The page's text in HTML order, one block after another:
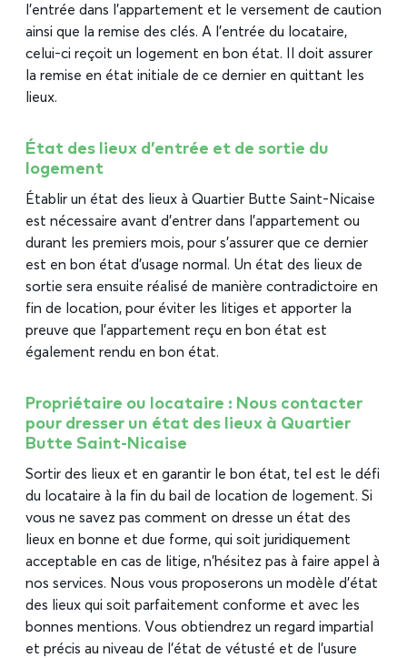
l’entrée dans l’appartement et le versement de caution
ainsi que la remise des clés. A l’entrée du locataire,
celui-ci reçoit un logement en bon état. Il doit assurer
la remise en état initiale de ce dernier en quittant les
lieux.
État des lieux d’entrée et de sortie du
logement
Établir un état des lieux à Quartier Butte Saint-Nicaise
est nécessaire avant d’entrer dans l’appartement ou
durant les premiers mois, pour s’assurer que ce dernier
est en bon état d’usage normal. Un état des lieux de
sortie sera ensuite réalisé de manière contradictoire en
fin de location, pour éviter les litiges et apporter la
preuve que l’appartement reçu en bon état est
également rendu en bon état.
Propriétaire ou locataire : Nous contacter
pour dresser un état des lieux à Quartier
Butte Saint-Nicaise
Sortir des lieux et en garantir le bon état, tel est le défi
du locataire à la fin du bail de location de logement. Si
vous ne savez pas comment on dresse un état des
lieux en bonne et due forme, qui soit juridiquement
acceptable en cas de litige, n’hésitez pas à faire appel à
nos services. Nous vous proposerons un modèle d’état
des lieux qui soit parfaitement conforme et avec les
bonnes mentions. Vous obtiendrez un regard impartial
et précis au niveau de l’état de vétusté et de l’usure